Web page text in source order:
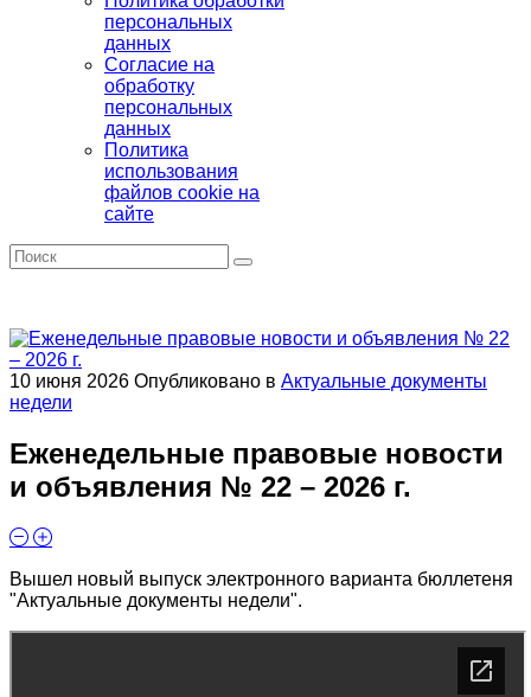
персональных
данных
Согласие на
обработку
персональных
данных
Политика
использования
файлов cookie на
сайте
10 июня 2026 Опубликовано в Актуальные документы
недели
Еженедельные правовые новости
и объявления № 22 – 2026 г.
Вышел новый выпуск электронного варианта бюллетеня
"Актуальные документы недели".